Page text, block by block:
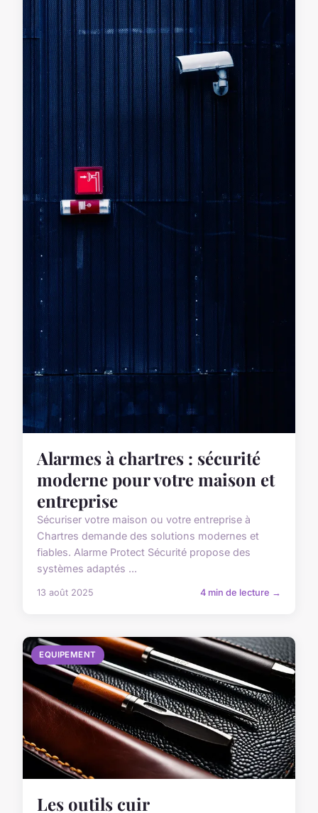
Alarmes à chartres : sécurité
moderne pour votre maison et
entreprise
Sécuriser votre maison ou votre entreprise à
Chartres demande des solutions modernes et
fiables. Alarme Protect Sécurité propose des
systèmes adaptés ...
13 août 2025 4 min de lecture →
EQUIPEMENT
Les outils cuir